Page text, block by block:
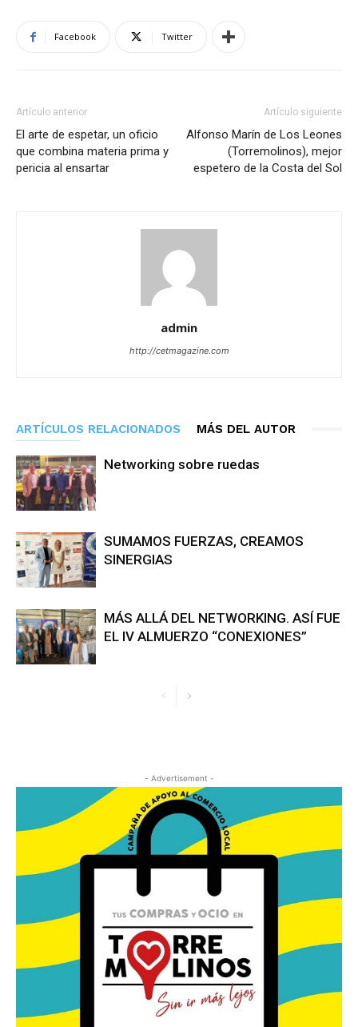
Facebook Twitter
Artículo anterior
El arte de espetar, un oficio
que combina materia prima y
pericia al ensartar
Artículo siguiente
Alfonso Marín de Los Leones
(Torremolinos), mejor
espetero de la Costa del Sol
admin
http://cetmagazine.com
ARTÍCULOS RELACIONADOS MÁS DEL AUTOR
Networking sobre ruedas
SUMAMOS FUERZAS, CREAMOS
SINERGIAS
MÁS ALLÁ DEL NETWORKING. ASÍ FUE
EL IV ALMUERZO “CONEXIONES”
- Advertisement -